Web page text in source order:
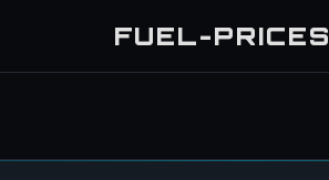
FUEL-PRICES